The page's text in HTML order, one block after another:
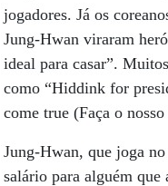
jogadores. Já os
Jung-Hwan viraram
ideal para casar”.
como “Hiddink for
come true (Faça o
Jung-Hwan, que joga
salário para alguém